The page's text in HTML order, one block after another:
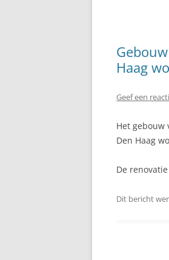
Haag
Geef een
Het gebouw
Den Haag
De
Dit bericht